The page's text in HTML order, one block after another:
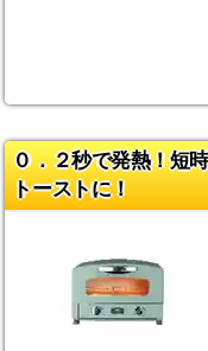
０．２秒で発熱！短
トーストに！